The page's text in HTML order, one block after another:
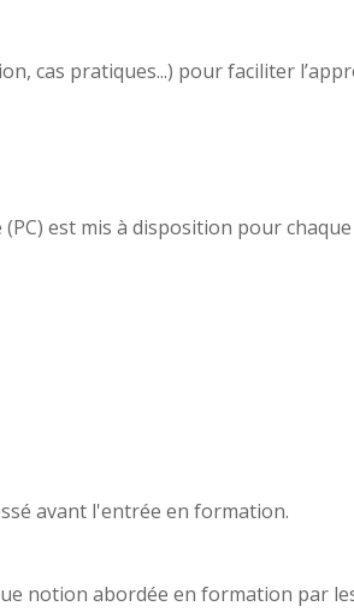
cas pratiques...) pour faciliter
est mis à disposition pour
avant l'entrée en formation.
notion abordée en formation par